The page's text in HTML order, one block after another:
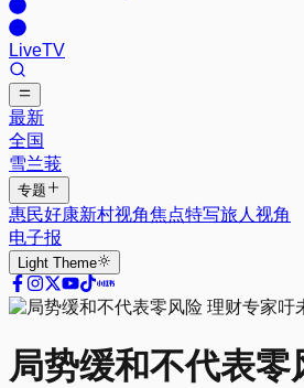
LiveTV
最新
全国
雪兰莪
专题
惠民好康新村视角焦点特写旅人视角
电子报
Light Theme
局势缓和不代表零